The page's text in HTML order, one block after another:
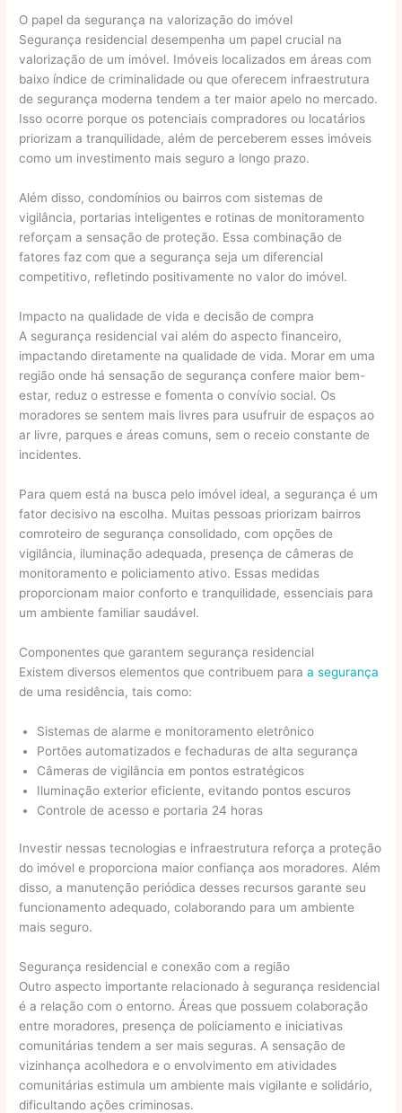
O papel da segurança na valorização do imóvel
Segurança residencial desempenha um papel crucial na
valorização de um imóvel. Imóveis localizados em áreas com
baixo índice de criminalidade ou que oferecem infraestrutura
de segurança moderna tendem a ter maior apelo no mercado.
Isso ocorre porque os potenciais compradores ou locatários
priorizam a tranquilidade, além de perceberem esses imóveis
como um investimento mais seguro a longo prazo.
Além disso, condomínios ou bairros com sistemas de
vigilância, portarias inteligentes e rotinas de monitoramento
reforçam a sensação de proteção. Essa combinação de
fatores faz com que a segurança seja um diferencial
competitivo, refletindo positivamente no valor do imóvel.
Impacto na qualidade de vida e decisão de compra
A segurança residencial vai além do aspecto financeiro,
impactando diretamente na qualidade de vida. Morar em uma
região onde há sensação de segurança confere maior bem-
estar, reduz o estresse e fomenta o convívio social. Os
moradores se sentem mais livres para usufruir de espaços ao
ar livre, parques e áreas comuns, sem o receio constante de
incidentes.
Para quem está na busca pelo imóvel ideal, a segurança é um
fator decisivo na escolha. Muitas pessoas priorizam bairros
comroteiro de segurança consolidado, com opções de
vigilância, iluminação adequada, presença de câmeras de
monitoramento e policiamento ativo. Essas medidas
proporcionam maior conforto e tranquilidade, essenciais para
um ambiente familiar saudável.
Componentes que garantem segurança residencial
Existem diversos elementos que contribuem paraa segurança
de uma residência, tais como:
Sistemas de alarme e monitoramento eletrônico
Portões automatizados e fechaduras de alta segurança
Câmeras de vigilância em pontos estratégicos
Iluminação exterior eficiente, evitando pontos escuros
Controle de acesso e portaria 24 horas
Investir nessas tecnologias e infraestrutura reforça a proteção
do imóvel e proporciona maior confiança aos moradores. Além
disso, a manutenção periódica desses recursos garante seu
funcionamento adequado, colaborando para um ambiente
mais seguro.
Segurança residencial e conexão com a região
Outro aspecto importante relacionado à segurança residencial
é a relação com o entorno. Áreas que possuem colaboração
entre moradores, presença de policiamento e iniciativas
comunitárias tendem a ser mais seguras. A sensação de
vizinhança acolhedora e o envolvimento em atividades
comunitárias estimula um ambiente mais vigilante e solidário,
dificultando ações criminosas.